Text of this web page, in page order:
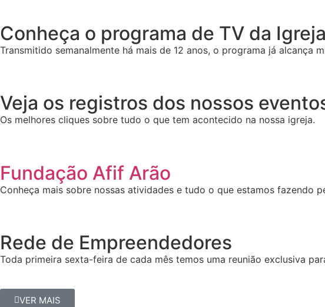
Conheça o programa de TV da
Transmitido semanalmente há mais de 12 anos, o programa já alcança
Veja os registros dos nossos
Os melhores cliques sobre tudo o que tem acontecido na nossa igreja.
Fundação Afif Arão
Conheça mais sobre nossas atividades e tudo o que estamos fazendo
Rede de Empreendedores
Toda primeira sexta-feira de cada mês temos uma reunião exclusiva
VER MAIS